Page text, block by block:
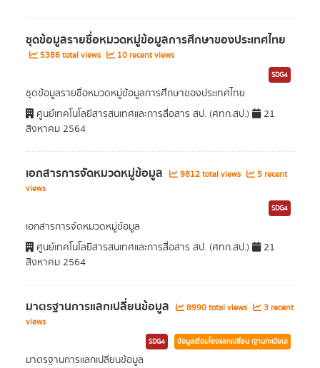
ชุดข้อมูลรายชื่อหมวดหมู่ข้อมูลการศึกษาของประเทศไทย
5386 total views 10 recent views
SDG4
ชุดข้อมูลรายชื่อหมวดหมู่ข้อมูลการศึกษาของประเทศไทย
ศูนย์เทคโนโลยีสารสนเทศและการสื่อสาร สป. (ศทก.สป.)
21
สิงหาคม 2564
เอกสารการจัดหมวดหมู่ข้อมูล 9812 total views
5 recent
views
SDG4
เอกสารการจัดหมวดหมู่ข้อมูล
ศูนย์เทคโนโลยีสารสนเทศและการสื่อสาร สป. (ศทก.สป.)
21
สิงหาคม 2564
มาตรฐานการแลกเปลี่ยนข้อมูล 8990 total views
3 recent
views
SDG4 ข้อมูลเชื่อมโยงแลกเปลี่ยน (ฐานทะเบียน)
มาตรฐานการแลกเปลี่ยนข้อมูล